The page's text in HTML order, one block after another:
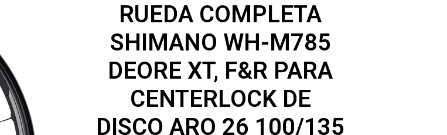
RUEDA COMPLETA
SHIMANO WH-M785
DEORE XT, F&R PARA
CENTERLOCK DE
DISCO ARO 26 100/135